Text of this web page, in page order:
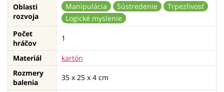
Oblasti
rozvoja
Manipulácia Sústredenie
Trpezlivosť
Logické myslenie
Počet
hráčov
1
Materiál
kartón
Rozmery
balenia
35 x 25 x 4 cm